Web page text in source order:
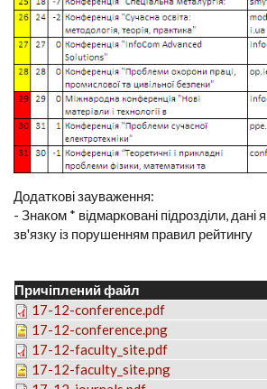
Додаткові зауваження:
- Знаком * відмарковані підрозділи, дані
зв'язку із порушенням правил рейтингу
Причіплений файл
17-12-conference.pdf
17-12-conference.png
17-12-faculty_site.pdf
17-12-faculty_site.png